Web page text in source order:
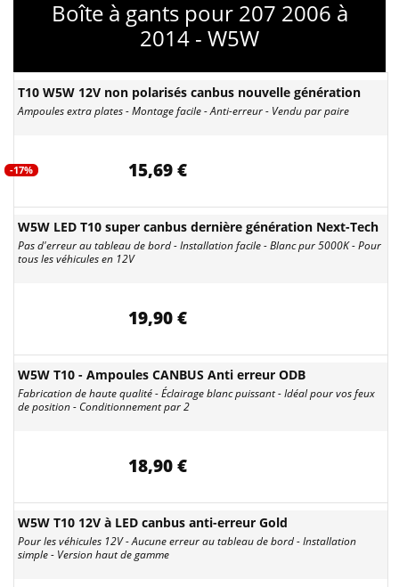
Boîte à gants pour 207 2006 à
2014 - W5W
T10 W5W 12V non polarisés canbus nouvelle génération
Ampoules extra plates - Montage facile - Anti-erreur - Vendu par paire
-17% 15,69 €
W5W LED T10 super canbus dernière génération Next-Tech
Pas d'erreur au tableau de bord - Installation facile - Blanc pur 5000K - Pour
tous les véhicules en 12V
19,90 €
W5W T10 - Ampoules CANBUS Anti erreur ODB
Fabrication de haute qualité - Éclairage blanc puissant - Idéal pour vos feux
de position - Conditionnement par 2
18,90 €
W5W T10 12V à LED canbus anti-erreur Gold
Pour les véhicules 12V - Aucune erreur au tableau de bord - Installation
simple - Version haut de gamme